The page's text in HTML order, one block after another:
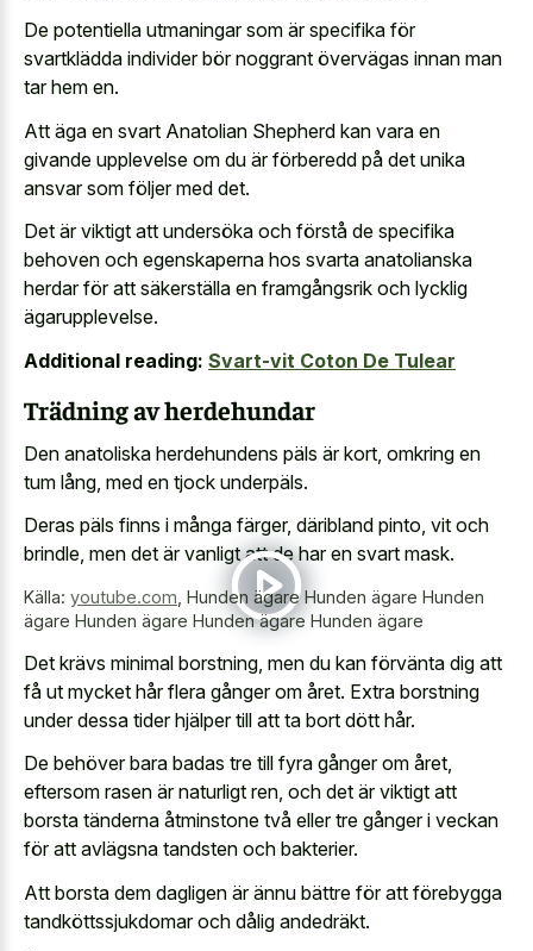
De potentiella utmaningar som är specifika för
svartklädda individer bör noggrant övervägas innan man
tar hem en.
Att äga en svart Anatolian Shepherd kan vara en
givande upplevelse om du är förberedd på det unika
ansvar som följer med det.
Det är viktigt att undersöka och förstå de specifika
behoven och egenskaperna hos svarta anatolianska
herdar för att säkerställa en framgångsrik och lycklig
ägarupplevelse.
Additional reading: Svart-vit Coton De Tulear
Trädning av herdehundar
Den anatoliska herdehundens päls är kort, omkring en
tum lång, med en tjock underpäls.
Deras päls finns i många färger, däribland pinto, vit och
brindle, men det är vanligt att de har en svart mask.
Källa: youtube.com Hunden ägare Hunden ägare Hunden
ägare Hunden ägare Hunden ägare Hunden ägare
Det krävs minimal borstning, men du kan förvänta dig att
få ut mycket hår flera gånger om året. Extra borstning
under dessa tider hjälper till att ta bort dött hår.
De behöver bara badas tre till fyra gånger om året,
eftersom rasen är naturligt ren, och det är viktigt att
borsta tänderna åtminstone två eller tre gånger i veckan
för att avlägsna tandsten och bakterier.
Att borsta dem dagligen är ännu bättre för att förebygga
tandköttssjukdomar och dålig andedräkt.